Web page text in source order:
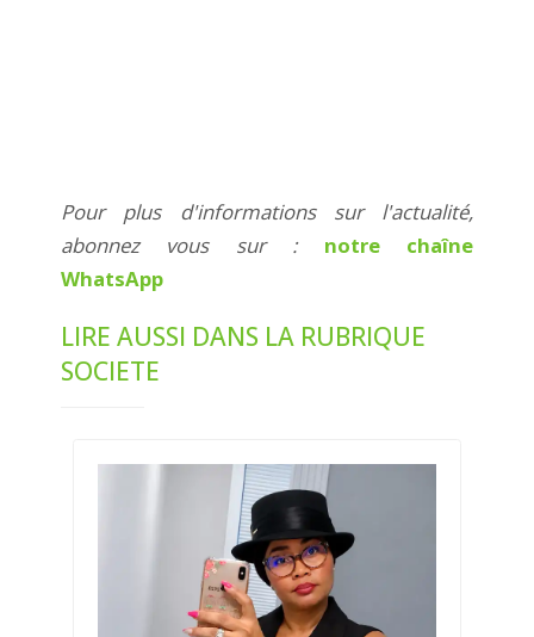
Pour plus d'informations sur l'actualité,
abonnez vous sur : notre chaîne
WhatsApp
LIRE AUSSI DANS LA RUBRIQUE
SOCIETE